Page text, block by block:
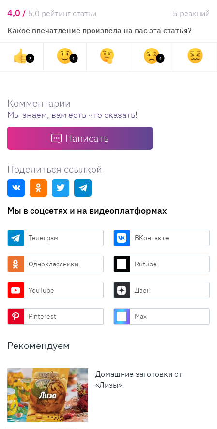
4,0 / 5,0 рейтинг статьи
5 реакций
Какое впечатление произвела на вас эта статья?
3 1 1
Комментарии
Мы знаем, вам есть что сказать!
Написать
Поделиться ссылкой
Мы в соцсетях и на видеоплатформах
Телеграм ВКонтакте
Одноклассники Rutube
YouTube Дзен
Pinterest Max
Рекомендуем
Домашние заготовки от
«Лизы»